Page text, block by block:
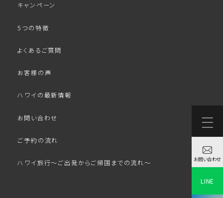
キャンペーン
5つの特徴
よくあるご質問
お客様の声
ハワイの最新情報
お問い合わせ
ご予約の流れ
ハワイ旅行～ご出発からご帰国までの流れ～ お問い合わせ
LINE